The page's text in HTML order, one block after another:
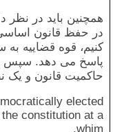
embraced by the
C. R. (1991). The
Press.)
should
specific in its
help to avoid
همچنین باید در
در حفظ قانون اساسی
کنیم، قوه قضاییه
پاسخ می دهد. سپس
حاکمیت قانون و یک
elected
constitution at a
whim.